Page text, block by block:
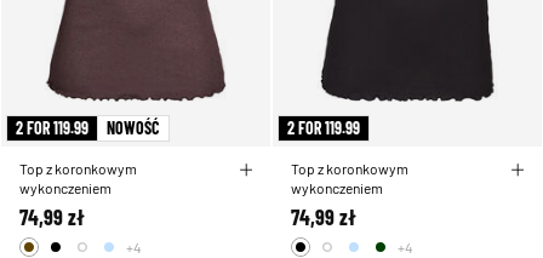
2 FOR 119.99 NOWOŚĆ
Top z koronkowym
wykonczeniem
74,99 zł
+4
2 FOR 119.99
Top z koronkowym
wykonczeniem
74,99 zł
+4